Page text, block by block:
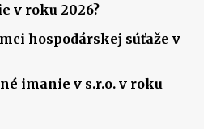
v roku 2026?
hospodárskej súťaže v
imanie v s.r.o. v roku